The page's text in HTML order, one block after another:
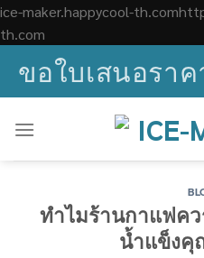
ice-maker.happycool-
th.com
to
content
ขอใบเสนอราค
ทำไมร้านกาแฟค
น้ำแข็งคุ